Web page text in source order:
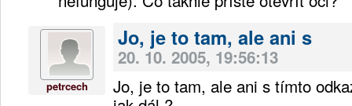
petrcech
Jo, je to tam, ale ani s
20. 10. 2005, 19:56:13
Jo, je to tam, ale ani s tímto